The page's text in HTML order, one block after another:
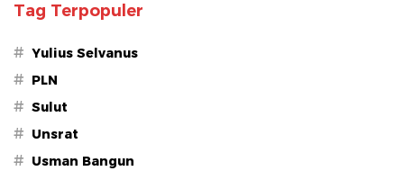
Tag Terpopuler
# Yulius Selvanus
# PLN
# Sulut
# Unsrat
# Usman Bangun